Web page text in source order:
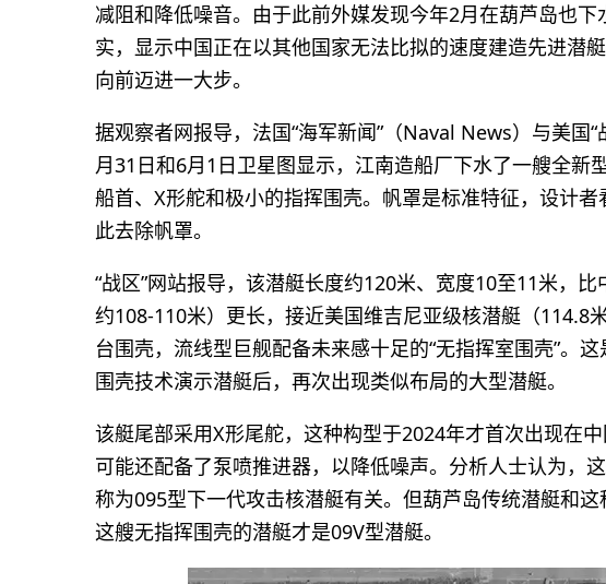
减阻和降低噪音。由于此前外媒发现今年2月在葫芦岛也下
实，显示中国正在以其他国家无法比拟的速度建造先进潜
向前迈进一大步。
据观察者网报导，法国“海军新闻”（Naval News）与美国
月31日和6月1日卫星图显示，江南造船厂下水了一艘全新
船首、X形舵和极小的指挥围壳。帆罩是标准特征，设计
此去除帆罩。
“战区”网站报导，该潜艇长度约120米、宽度10至11米，
约108-110米）更长，接近美国维吉尼亚级核潜艇（114.8
台围壳，流线型巨舰配备未来感十足的“无指挥室围壳”。
围壳技术演示潜艇后，再次出现类似布局的大型潜艇。
该艇尾部采用X形尾舵，这种构型于2024年才首次出现在
可能还配备了泵喷推进器，以降低噪声。分析人士认为，
称为095型下一代攻击核潜艇有关。但葫芦岛传统潜艇和
这艘无指挥围壳的潜艇才是09V型潜艇。